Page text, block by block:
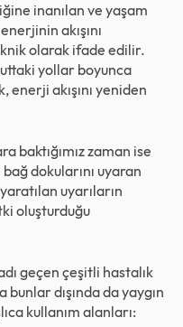
inanılan ve yaşam
akışını
olarak ifade edilir.
yollar boyunca
akışını yeniden
baktığımız zaman ise
dokularını uyaran
uyarıların
oluşturduğu
geçen çeşitli hastalık
dışında da yaygın
kullanım alanları: